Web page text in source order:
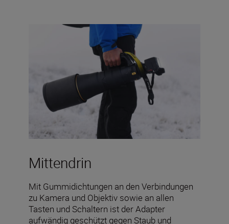
Mittendrin
Mit Gummidichtungen an den Verbindungen
zu Kamera und Objektiv sowie an allen
Tasten und Schaltern ist der Adapter
aufwändig geschützt gegen Staub und